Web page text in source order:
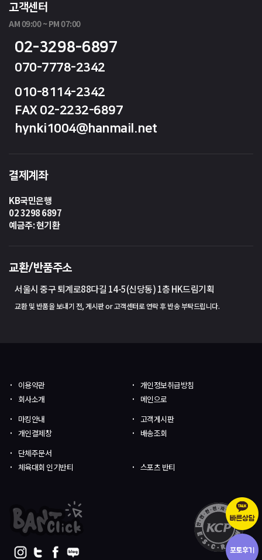
고객센터
AM 09:00 ~ PM 07:00
02-3298-6897
070-7778-2342
010-8114-2342
FAX 02-2232-6897
hynki1004@hanmail.net
결제계좌
KB국민은행
02 3298 6897
예금주: 현기환
교환/반품주소
서울시 중구 퇴계로88다길 14-5(신당동) 1층 HK드림기획
교환 및 반품을 보내기 전, 게시판 or 고객센터로 연락 후 반송 부탁드립니다.
이용약관
개인정보취급방침
회사소개
메인으로
마킹안내
고객게시판
개인결제창
배송조회
단체주문서
체육대회 인기반티
스포츠 반티